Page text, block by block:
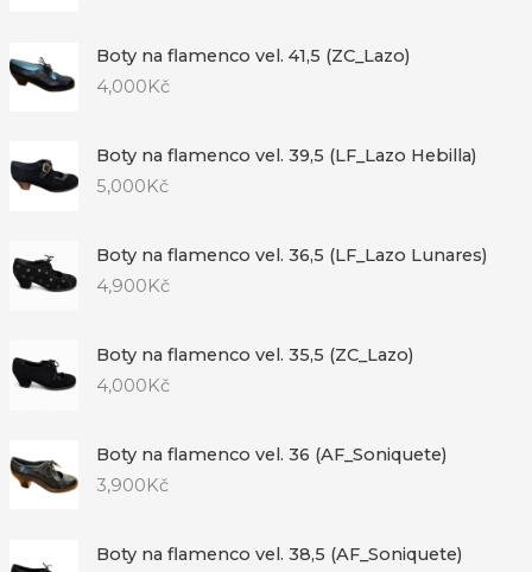
Boty na flamenco vel. 41,5 (ZC_Lazo)
4,000Kč
Boty na flamenco vel. 39,5 (LF_Lazo Hebilla)
5,000Kč
Boty na flamenco vel. 36,5 (LF_Lazo Lunares)
4,900Kč
Boty na flamenco vel. 35,5 (ZC_Lazo)
4,000Kč
Boty na flamenco vel. 36 (AF_Soniquete)
3,900Kč
Boty na flamenco vel. 38,5 (AF_Soniquete)